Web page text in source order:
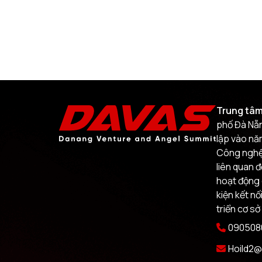
Trung
phố Đà
lập vào
Công
liên quan
hoạt động
kiện kết
triển cơ